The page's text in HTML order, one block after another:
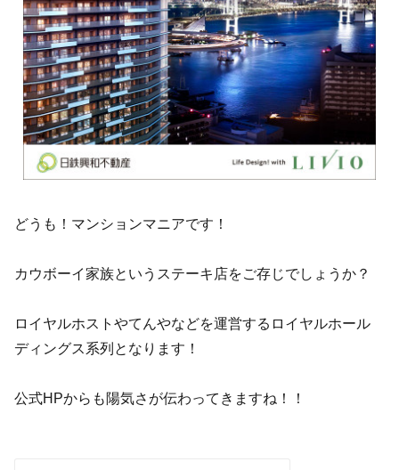
どうも！マンションマニアです！
カウボーイ家族というステーキ店をご存じでしょうか？
ロイヤルホストやてんやなどを運営するロイヤルホール
ディングス系列となります！
公式HPからも陽気さが伝わってきますね！！